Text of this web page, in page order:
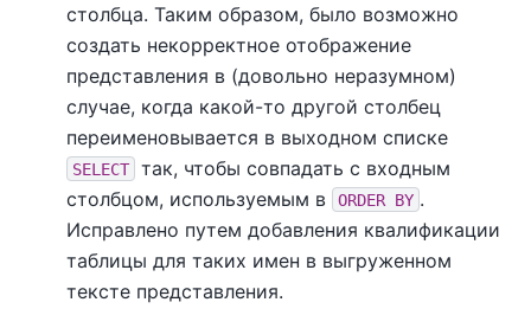
столбца. Таким образом, было возможно
создать некорректное отображение
представления в (довольно неразумном)
случае, когда какой-то другой столбец
переименовывается в выходном списке
SELECT
так, чтобы совпадать с входным
столбцом, используемым в
ORDER BY .
Исправлено путем добавления квалификации
таблицы для таких имен в выгруженном
тексте представления.